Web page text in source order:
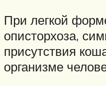
При легкой
описторхоза,
присутствия
организме